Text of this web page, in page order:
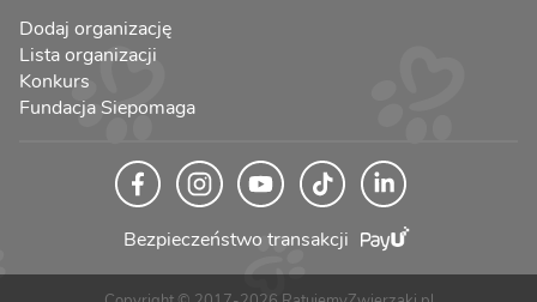
Dodaj organizację
Lista organizacji
Konkurs
Fundacja Siepomaga
Bezpieczeństwo transakcji